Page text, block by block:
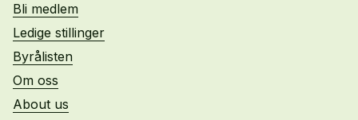
Bli medlem
Ledige stillinger
Byrålisten
Om oss
About us